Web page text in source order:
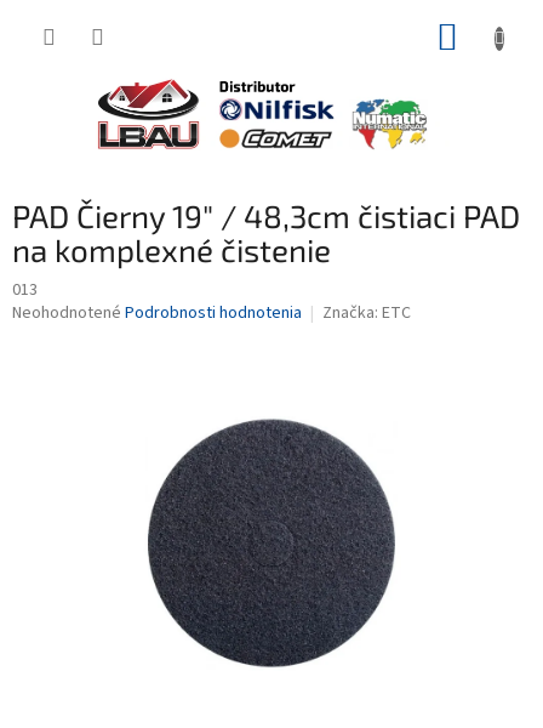
PAD Čierny 19" / 48,3cm čistiaci PAD
na komplexné čistenie
013
Priemerné
Neohodnotené Podrobnosti hodnotenia Značka: ETC